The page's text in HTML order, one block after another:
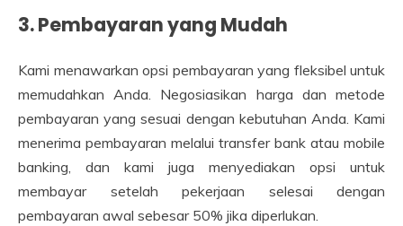
3. Pembayaran yang Mudah
Kami menawarkan opsi pembayaran yang fleksibel untuk
memudahkan Anda. Negosiasikan harga dan metode
pembayaran yang sesuai dengan kebutuhan Anda. Kami
menerima pembayaran melalui transfer bank atau mobile
banking, dan kami juga menyediakan opsi untuk
membayar setelah pekerjaan selesai dengan
pembayaran awal sebesar 50% jika diperlukan.